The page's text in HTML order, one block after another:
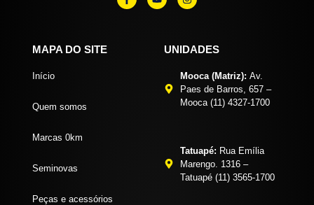
MAPA DO SITE
Início
Quem somos
Marcas 0km
Seminovas
Peças e acessórios
UNIDADES
Mooca (Matriz): Av.
Paes de Barros, 657 –
Mooca (11) 4327-1700
Tatuapé: Rua Emília
Marengo. 1316 –
Tatuapé (11) 3565-1700